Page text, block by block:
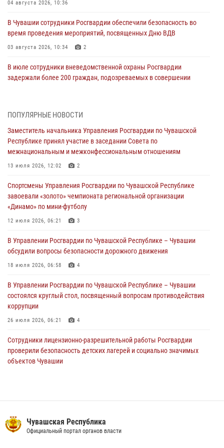
04 августа 2026, 10:36
В Чувашии сотрудники Росгвардии обеспечили безопасность во
время проведения мероприятий, посвященных Дню ВДВ
03 августа 2026, 10:34 2
В июле сотрудники вневедомственной охраны Росгвардии
задержали более 200 граждан, подозреваемых в совершении
мировой войне 1914-1918 годов
01 августа 2026, 07:19
В Ядрине сотрудники Росгвардии задержали подозреваемого в
01 августа 2026, 06:12
1 августа – День дежурной службы войск национальной гвардии
Российской Федерации
Директор Росгвардии Герой России генерал армии Виктор Золотов
поздравил специалистов подразделений тыла с профессиональным
01 августа 2026, 00:01
ПОПУЛЯРНЫЕ НОВОСТИ
Заместитель начальника Управления Росгвардии по Чувашской
Республике принял участие в заседании Совета по
межнациональным и межконфессиональным отношениям
13 июля 2026, 12:02 2
Спортсмены Управления Росгвардии по Чувашской Республике
завоевали «золото» чемпионата региональной организации
«Динамо» по мини-футболу
12 июля 2026, 06:21 3
В Управлении Росгвардии по Чувашской Республике – Чувашии
обсудили вопросы безопасности дорожного движения
18 июля 2026, 06:58 4
В Управлении Росгвардии по Чувашской Республике – Чувашии
состоялся круглый стол, посвященный вопросам противодействия
коррупции
26 июля 2026, 06:21 4
Сотрудники лицензионно-разрешительной работы Росгвардии
проверили безопасность детских лагерей и социально значимых
объектов Чувашии
14 июля 2026, 13:09 3
Чувашская Республика
Официальный портал органов власти